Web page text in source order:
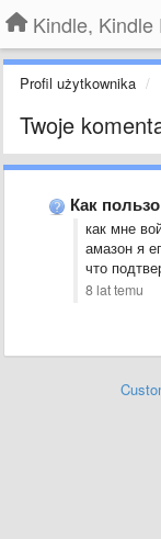
Profil użytkownika
Twoje
Как
как мне
амазон я
что
8 lat temu